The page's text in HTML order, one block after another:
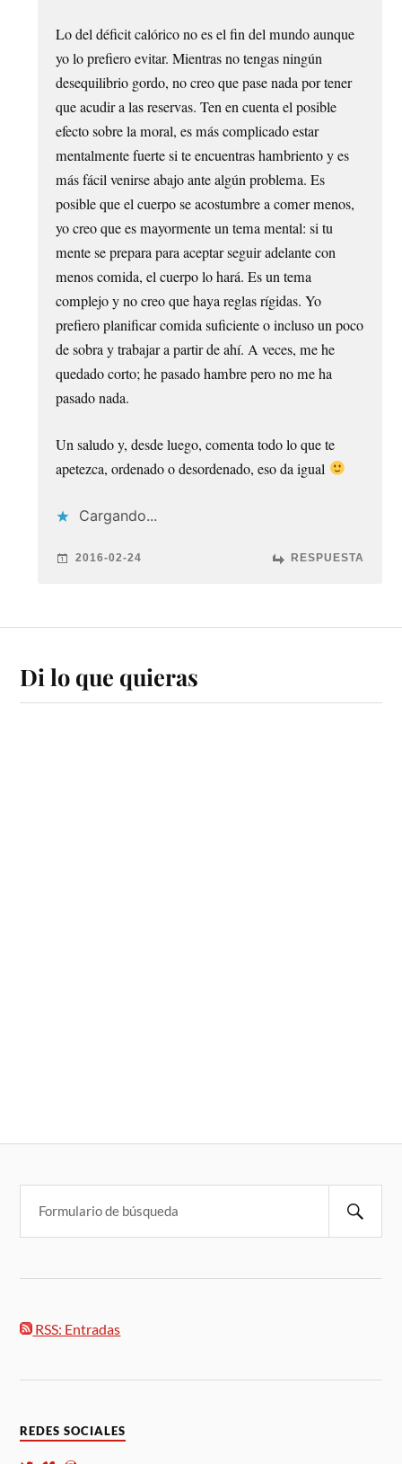
Lo del déficit calórico no es el fin del mundo aunque
yo lo prefiero evitar. Mientras no tengas ningún
desequilibrio gordo, no creo que pase nada por tener
que acudir a las reservas. Ten en cuenta el posible
efecto sobre la moral, es más complicado estar
mentalmente fuerte si te encuentras hambriento y es
más fácil venirse abajo ante algún problema. Es
posible que el cuerpo se acostumbre a comer menos,
yo creo que es mayormente un tema mental: si tu
mente se prepara para aceptar seguir adelante con
menos comida, el cuerpo lo hará. Es un tema
complejo y no creo que haya reglas rígidas. Yo
prefiero planificar comida suficiente o incluso un poco
de sobra y trabajar a partir de ahí. A veces, me he
quedado corto; he pasado hambre pero no me ha
pasado nada.
Un saludo y, desde luego, comenta todo lo que te
apetezca, ordenado o desordenado, eso da igual
Cargando...
2016-02-24 RESPUESTA
Di lo que quieras
RSS: Entradas
REDES SOCIALES